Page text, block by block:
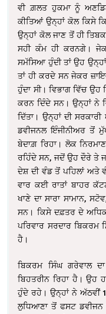
ਵੀ ਗ਼ਲਤ ਹੁਕਮਾ ਨੂੰ
ਕੀਤਿਆਂ ਉਨ੍ਹਾਂ ਕੋਲ ਕਿਸੇ
ਉਨ੍ਹਾਂ ਕੋਲ ਜਾਣ ਤੋਂ ਹੀ
ਸਹੀ ਕੰਮ ਹੀ ਕਰਨਗੇ।
ਸਮੱਸਿਆ ਹੁੰਦੀ ਤਾਂ ਉਹ
ਤਾਂ ਹੀ ਕਰਦੇ ਸਨ ਜੇਕਰ
ਹੁੰਦਾ ਸੀ। ਵਿਭਾਗ ਵਿੱਚ
ਕਰਨ ਦਿੰਦੇ ਸਨ। ਉਨ੍ਹਾਂ ਨੇ
ਦਿੱਤਾ। ਉਨ੍ਹਾਂ ਦੀ
ਡਵੀਜਨਲ ਇੰਜੀਨੀਅਰ ਤੋਂ
ਬੇਦਾਗ਼ ਰਿਹਾ। ਲੋਕ
ਰਹਿੰਦੇ ਸਨ, ਜਦੋਂ ਉਹ ਦੌਰੇ ਤੇ
ਦੇਸ਼ ਦੀ ਵੰਡ ਤੋਂ ਪਹਿਲਾਂ ਅਤੇ
ਵਾਰ ਕਈ ਰਾਤਾਂ ਬਾਹਰ
ਖਾਣੇ ਦਾ ਸਾਰਾ ਸਾਮਾਨ,
ਸਨ। ਕਿਸੇ ਦਫ਼ਤਰ ਦੇ
ਪਰਿਵਾਰ ਸਰਦਾਰ ਬਿਕਰਮ
ਹੈ।
ਬਿਕਰਮ ਸਿੰਘ ਗਰੇਵਾਲ
ਬਿਹਤਰੀਨ ਰਿਹਾ ਹੈ। ਉਹ
ਹੁੰਦੇ ਰਹੇ। ਉਨ੍ਹਾਂ ਨੇ ਅੱਠਵੀਂ
ਲੁਧਿਆਣਾ ਤੋਂ ਫਸਟ ਡਵੀਜਨ